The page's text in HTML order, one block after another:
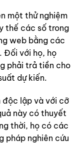
một thử nghiệm
thế các số trong
web bằng các
Đối với họ, họ
phải trả tiền cho
dự kiến.
độc lập và với cỡ
này có thuyết
thời, họ có các
pháp nghiên cứu